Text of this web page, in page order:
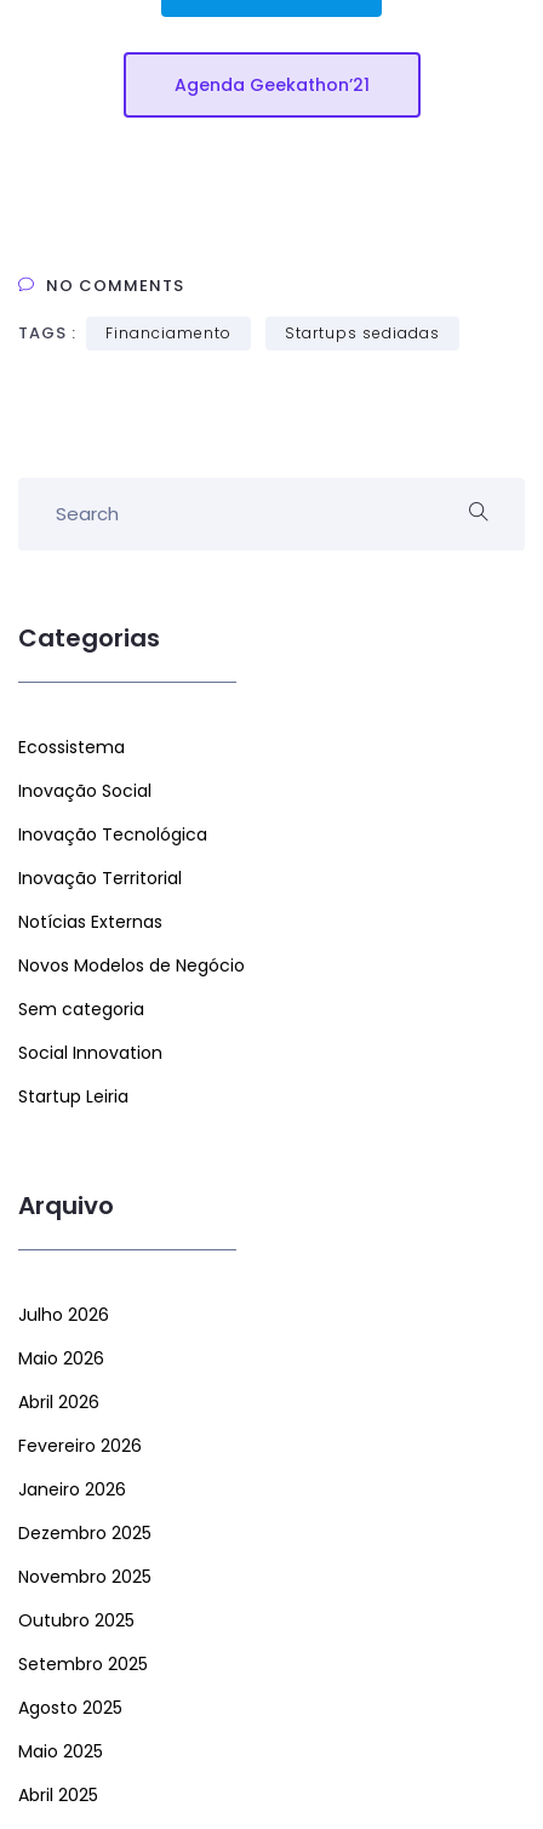
Agenda Geekathon’21
NO COMMENTS
TAGS : Financiamento Startups sediadas
Categorias
Ecossistema
Inovação Social
Inovação Tecnológica
Inovação Territorial
Notícias Externas
Novos Modelos de Negócio
Sem categoria
Social Innovation
Startup Leiria
Arquivo
Julho 2026
Maio 2026
Abril 2026
Fevereiro 2026
Janeiro 2026
Dezembro 2025
Novembro 2025
Outubro 2025
Setembro 2025
Agosto 2025
Maio 2025
Abril 2025